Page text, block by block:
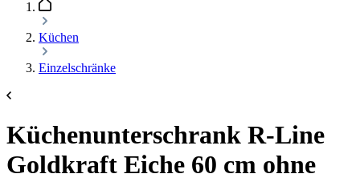
Küchen
Einzelschränke
Küchenunterschrank R-Line
Goldkraft Eiche 60 cm ohne